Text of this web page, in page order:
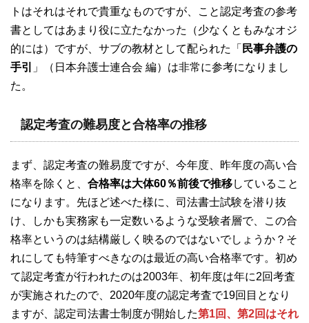
トはそれはそれで貴重なものですが、こと認定考査の参考
書としてはあまり役に立たなかった（少なくともみなオジ
的には）ですが、サブの教材として配られた「 民事弁護の
手引
」（日本弁護士連合会 編）は非常に参考になりまし
た。
認定考査の難易度と合格率の推移
まず、認定考査の難易度ですが、今年度、昨年度の高い合
格率を除くと、 合格率は大体60％前後で推移していること
になります。先ほど述べた様に、司法書士試験を潜り抜
け、しかも実務家も一定数いるような受験者層で、この合
格率というのは結構厳しく映るのではないでしょうか？そ
れにしても特筆すべきなのは最近の高い合格率です。初め
て認定考査が行われたのは2003年、初年度は年に2回考査
が実施されたので、2020年度の認定考査で19回目となり
ますが、認定司法書士制度が開始した第1回、第2回はそれ